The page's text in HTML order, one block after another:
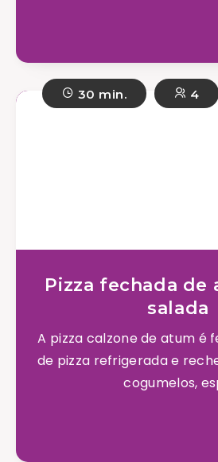
30 min. 4
Pizza fechada de
salada
A pizza calzone de atum é
de pizza refrigerada e
cogumelos,